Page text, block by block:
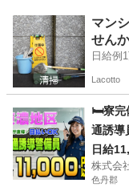
北海道 蘂取郡 警
マン
せん
Lacotto
🛏️寮完
通誘導
代の再
不要📱
せんか🔑
日給
株式会
色丹郡